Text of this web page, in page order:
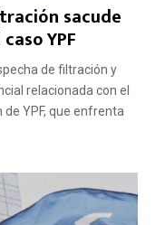
sacude
YPF
de filtración y
relacionada con el
YPF, que enfrenta